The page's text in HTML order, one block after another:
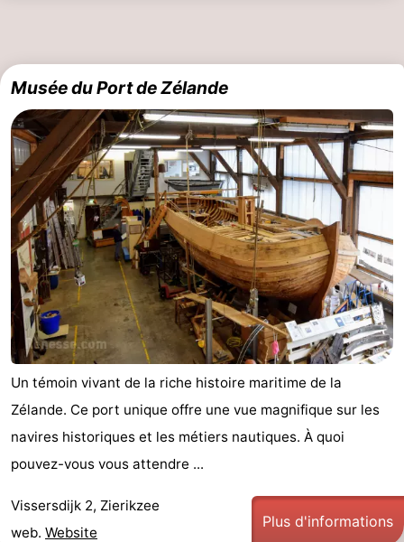
Duiveland
-
Renesse
-
Brouwershaven
-
Bruinisse
-
Zierikzee
Nature
Oosterschelde
Nature
Kop
Schouwen
Walcheren
-
Nature
-
Musée du Port de Zélande
Un témoin vivant de la riche histoire maritime de la
Zélande. Ce port unique offre une vue magnifique sur les
navires historiques et les métiers nautiques. À quoi
pouvez-vous vous attendre ...
Vissersdijk 2, Zierikzee
web. Website
Plus d'informations